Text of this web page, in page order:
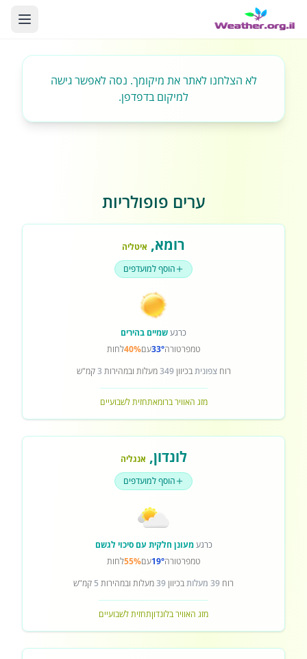
לא הצלחנו לאתר את מיקומך. נסה לאפשר גישה
למיקום בדפדפן.
ערים פופולריות
רומא, איטליה
הוסף למועדפים
כרגעשמיים בהירים
טמפרטורה33°עם40%לחות
רוחצפוניתבכיוון349מעלות ובמהירות 3קמ"ש
מזג האוויר ברומאתחזית לשבועיים
לונדון, אנגליה
הוסף למועדפים
כרגעמעונן חלקית עם סיכוי לגשם
טמפרטורה19°עם55%לחות
רוח 39 מעלות בכיוון39מעלות ובמהירות 5 קמ"ש
מזג האוויר בלונדוןתחזית לשבועיים